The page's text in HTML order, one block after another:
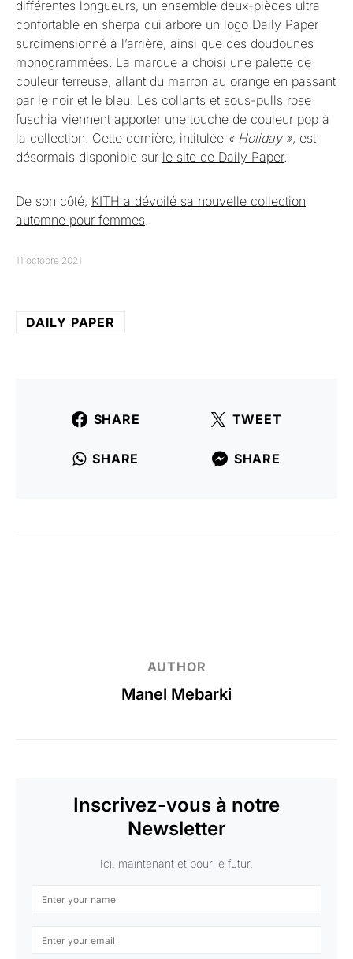
différentes longueurs, un ensemble deux-pièces ultra
confortable en sherpa qui arbore un logo Daily Paper
surdimensionné à l’arrière, ainsi que des doudounes
monogrammées. La marque a choisi une palette de
couleur terreuse, allant du marron au orange en passant
par le noir et le bleu. Les collants et sous-pulls rose
fuschia viennent apporter une touche de couleur pop à
la collection. Cette dernière, intitulée « Holiday », est
désormais disponible sur le site de Daily Paper.
De son côté, KITH a dévoilé sa nouvelle collection
automne pour femmes.
11 octobre 2021
DAILY PAPER
SHARE TWEET
SHARE SHARE
AUTHOR
Manel Mebarki
Inscrivez-vous à notre
Newsletter
Ici, maintenant et pour le futur.